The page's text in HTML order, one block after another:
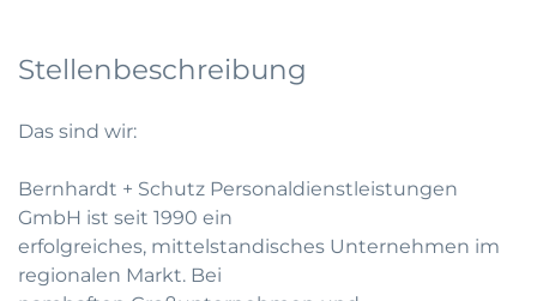
Stellenbeschreibung
Das sind wir:
Bernhardt + Schutz Personaldienstleistungen
GmbH ist seit 1990 ein
erfolgreiches, mittelstandisches Unternehmen im
regionalen Markt. Bei